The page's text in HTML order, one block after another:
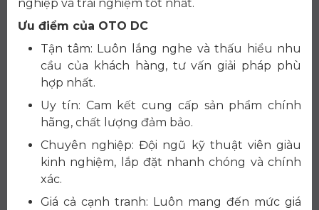
nghiệp và trải nghiệm tốt nhất.
Ưu điểm của OTO DC
Tận tâm: Luôn lắng nghe và thấu hiểu nhu
cầu của khách hàng, tư vấn giải pháp phù
hợp nhất.
Uy tín: Cam kết cung cấp sản phẩm chính
hãng, chất lượng đảm bảo.
Chuyên nghiệp: Đội ngũ kỹ thuật viên giàu
kinh nghiệm, lắp đặt nhanh chóng và chính
xác.
Giá cả cạnh tranh: Luôn mang đến mức giá